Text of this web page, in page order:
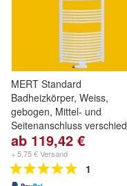
MERT Standard
Badheizkörper, Weiss,
gebogen, Mittel- und
Seitenanschluss verschied
ab 119,42 €
+ 5,75 € Versand
1